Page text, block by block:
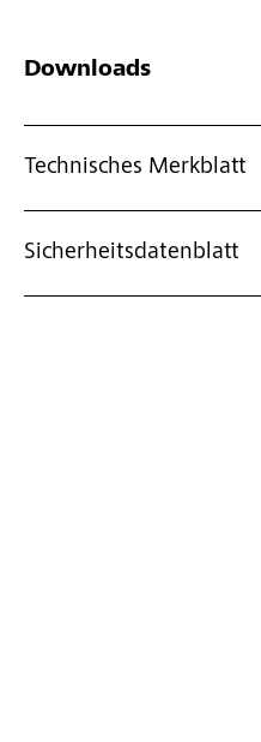
Downloads
Technisches Merkblatt
Sicherheitsdatenblatt